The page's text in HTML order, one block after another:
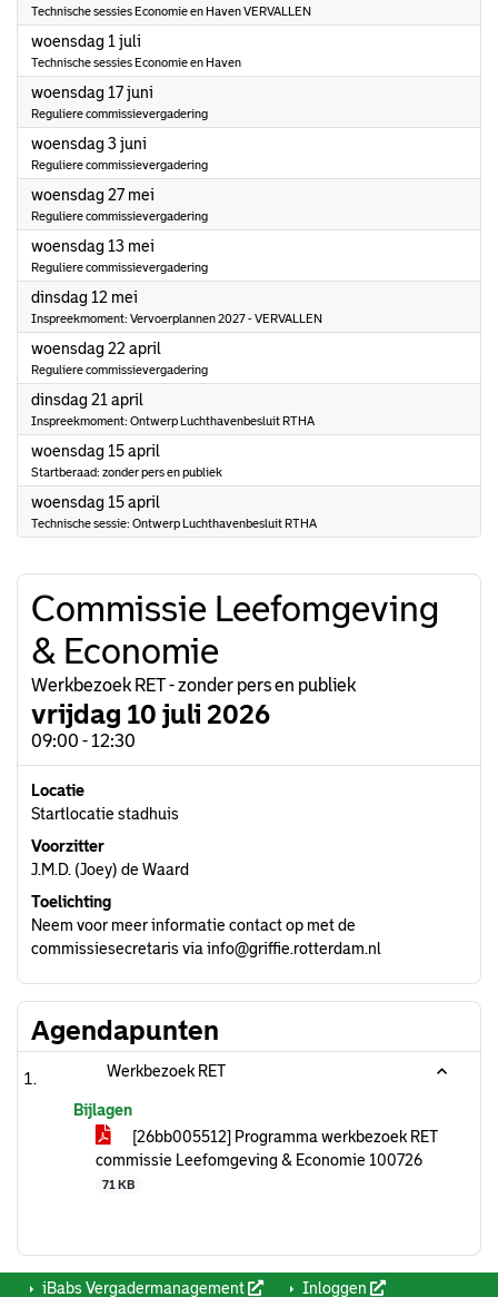
Technische sessies Economie en Haven VERVALLEN
woensdag 1 juli
Technische sessies Economie en Haven
woensdag 17 juni
Reguliere commissievergadering
woensdag 3 juni
Reguliere commissievergadering
woensdag 27 mei
Reguliere commissievergadering
woensdag 13 mei
Reguliere commissievergadering
dinsdag 12 mei
Inspreekmoment: Vervoerplannen 2027 - VERVALLEN
woensdag 22 april
Reguliere commissievergadering
dinsdag 21 april
Inspreekmoment: Ontwerp Luchthavenbesluit RTHA
woensdag 15 april
Startberaad: zonder pers en publiek
woensdag 15 april
Technische sessie: Ontwerp Luchthavenbesluit RTHA
Commissie Leefomgeving
& Economie
Werkbezoek RET - zonder pers en publiek
vrijdag 10 juli 2026
09:00 - 12:30
Locatie
Startlocatie stadhuis
Voorzitter
J.M.D. (Joey) de Waard
Toelichting
Neem voor meer informatie contact op met de
commissiesecretaris via info@griffie.rotterdam.nl
Agendapunten
Werkbezoek RET
Bijlagen
[26bb005512] Programma werkbezoek RET
commissie Leefomgeving & Economie 100726
71 KB
iBabs Vergadermanagement Inloggen